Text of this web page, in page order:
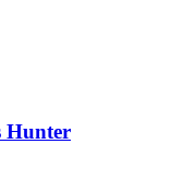
Hunter